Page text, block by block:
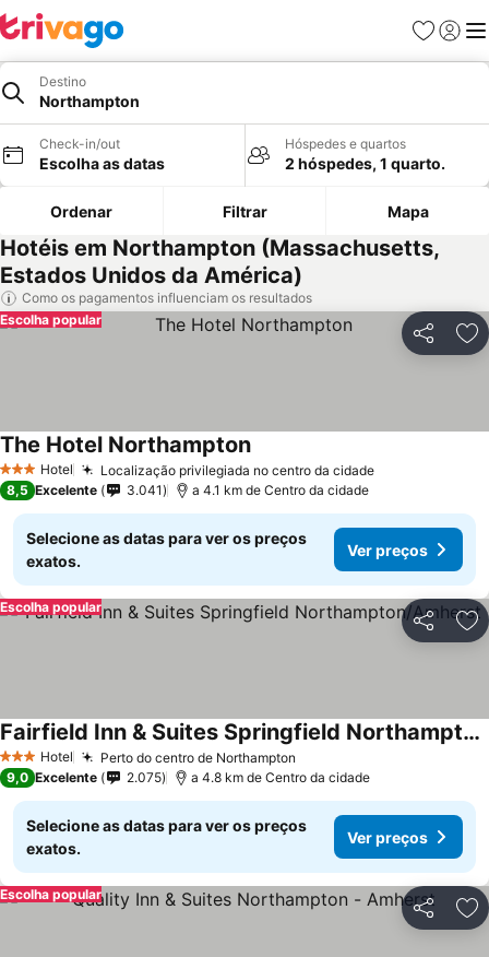
Favoritos
Iniciar
Destino
Northampton
Check-in/out
Escolha as datas
Hóspedes e quartos
2 hóspedes, 1 quarto.
Ordenar Filtrar Mapa
Hotéis em Northampton (Massachusetts,
Estados Unidos da América)
Como os pagamentos influenciam os resultados
Partilhar
Escolha popular
3 EstrelasHotel Localização privilegiada no centro da cidadeVer preços
The Hotel NorthamptonVer preços
8,5 Excelente 3.041 a 4.1 km de Centro da cidade
Selecione as datas para ver os preços
exatos.
Ver preços
Partilhar
Escolha popular
3 EstrelasHotel Perto do centro de Northampton
Fairfield Inn & Suites Springfield Northampton/Amherst
Ver preços
9,0 Excelente 2.075 a 4.8 km de Centro da cidade
Selecione as datas para ver os preços
exatos.
Ver preços
Partilhar
Escolha popular